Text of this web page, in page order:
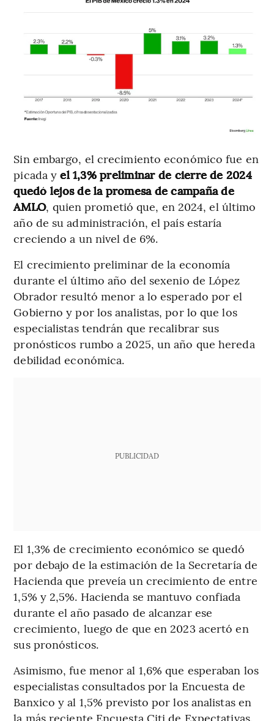
Sin embargo, el crecimiento económico fue en
picada yel 1,3% preliminar de cierre de 2024
quedó lejos de la promesa de campaña de
AMLO, quien prometió que, en 2024, el último
año de su administración, el país estaría
creciendo a un nivel de 6%.
El crecimiento preliminar de la economía
durante el último año del sexenio de López
Obrador resultó menor a lo esperado por el
Gobierno y por los analistas, por lo que los
especialistas tendrán que recalibrar sus
pronósticos rumbo a 2025, un año que hereda
debilidad económica.
PUBLICIDAD
El 1,3% de crecimiento económico se quedó
por debajo de la estimación de la Secretaría de
Hacienda que preveía un crecimiento de entre
1,5% y 2,5%. Hacienda se mantuvo confiada
durante el año pasado de alcanzar ese
crecimiento, luego de que en 2023 acertó en
sus pronósticos.
Asimismo, fue menor al 1,6% que esperaban los
especialistas consultados por la Encuesta de
Banxico y al 1,5% previsto por los analistas en
la más reciente Encuesta Citi de Expectativas.